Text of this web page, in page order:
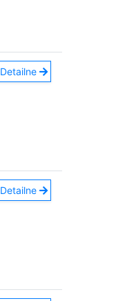
Detailne
Detailne